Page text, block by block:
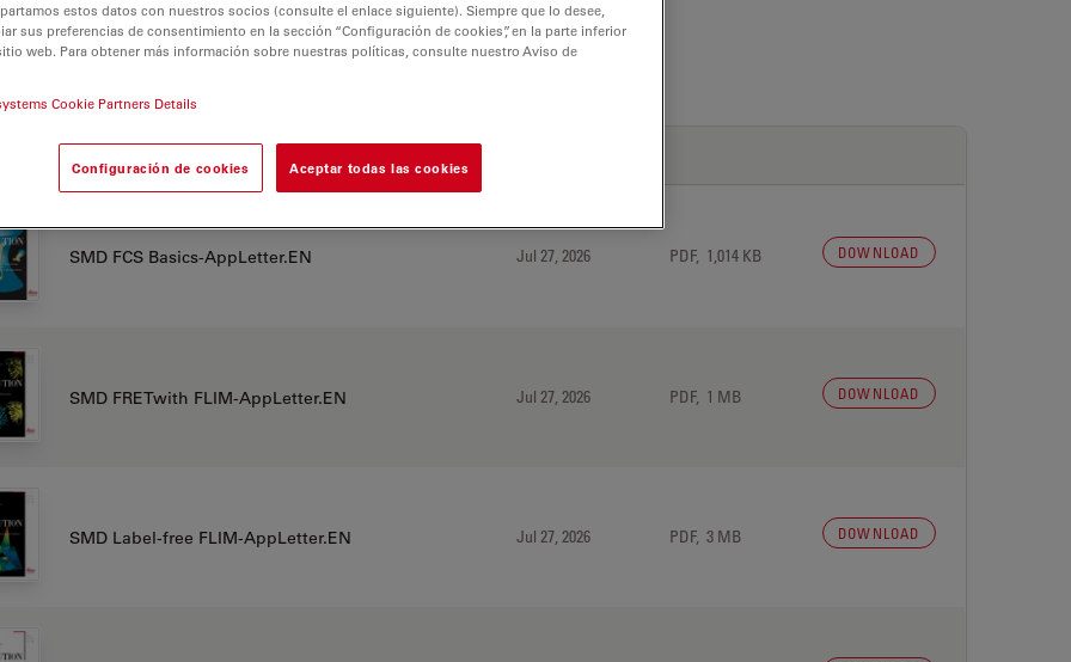
FCS
SMD FCS Basics-AppLetter.EN Jul 27, 2026 PDF, 1,014 KB DOWNLOAD
SMD FRETwith FLIM-AppLetter.EN Jul 27, 2026 PDF, 1 MB DOWNLOAD
SMD Label-free FLIM-AppLetter.EN Jul 27, 2026 PDF, 3 MB DOWNLOAD
estos datos con nuestros socios (consulte el enlace siguiente). Siempre que lo desee,
sus preferencias de consentimiento en la sección “Configuración de cookies”, en la parte inferior
web. Para obtener más información sobre nuestras políticas, consulte nuestro Aviso de
Cookie Partners Details
Configuración de cookies Aceptar todas las cookies